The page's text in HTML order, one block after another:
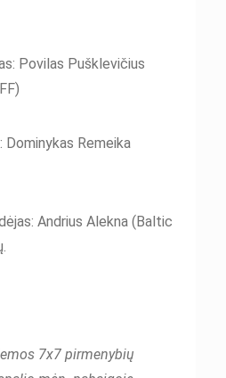
Povilas Pušklevičius
Dominykas Remeika
Andrius Alekna (Baltic
7x7 pirmenybių